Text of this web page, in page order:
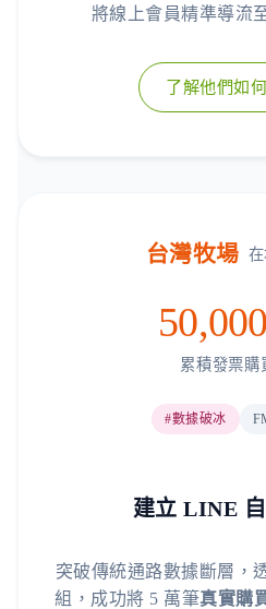
將線上會員精準導流
了解他們如
台灣牧場
累積發票購
#數據破冰
建立 LINE
突破傳統通路數據斷層，
組，成功將 5 萬筆真實購